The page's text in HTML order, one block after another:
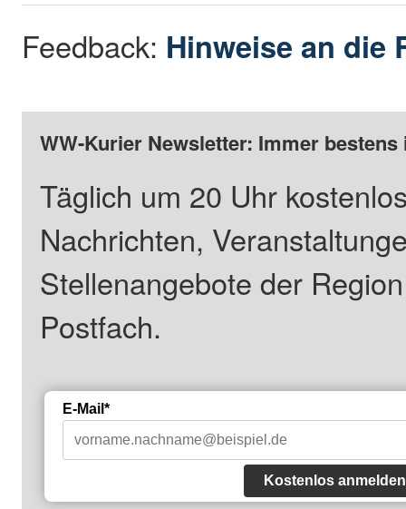
Feedback: Hinweise an die
WW-Kurier Newsletter: Immer
Täglich um 20 Uhr
Nachrichten,
Stellenangebote der
Postfach.
E-Mail*
Kostenlos anmelden